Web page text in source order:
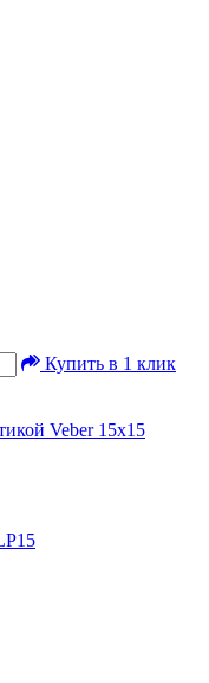
Купить в 1 клик
Veber 15x15